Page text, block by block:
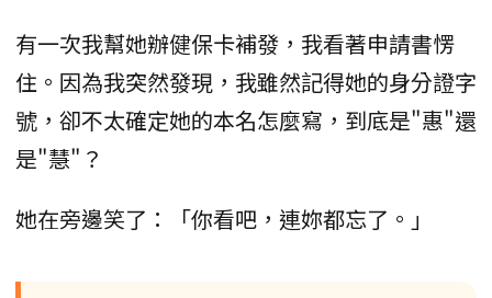
有一次我幫她辦健保卡補發，我看著申請書愣
住。因為我突然發現，我雖然記得她的身分證字
號，卻不太確定她的本名怎麼寫，到底是"惠"還
是"慧"？
她在旁邊笑了：「你看吧，連妳都忘了。」